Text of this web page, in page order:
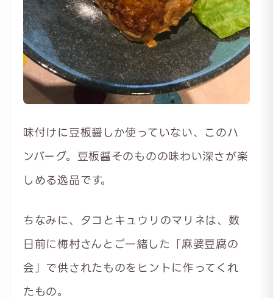
味付けに豆板醤しか使っていない、このハ
ンバーグ。豆板醤そのものの味わい深さが楽
しめる逸品です。
ちなみに、タコとキュウリのマリネは、数
日前に梅村さんとご一緒した「麻婆豆腐の
会」で供されたものをヒントに作ってくれ
たもの。